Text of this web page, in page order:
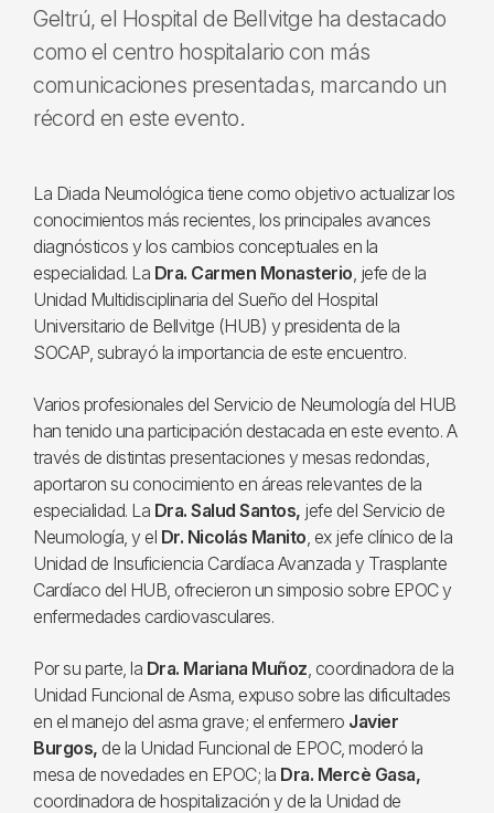
Geltrú, el Hospital de Bellvitge ha destacado
como el centro hospitalario con más
comunicaciones presentadas, marcando un
récord en este evento.
La Diada Neumológica tiene como objetivo actualizar los
conocimientos más recientes, los principales avances
diagnósticos y los cambios conceptuales en la
especialidad. La Dra. Carmen Monasterio, jefe de la
Unidad Multidisciplinaria del Sueño del Hospital
Universitario de Bellvitge (HUB) y presidenta de la
SOCAP, subrayó la importancia de este encuentro.
Varios profesionales del Servicio de Neumología del HUB
han tenido una participación destacada en este evento. A
través de distintas presentaciones y mesas redondas,
aportaron su conocimiento en áreas relevantes de la
especialidad. La Dra. Salud Santos, jefe del Servicio de
Neumología, y el Dr. Nicolás Manito, ex jefe clínico de la
Unidad de Insuficiencia Cardíaca Avanzada y Trasplante
Cardíaco del HUB, ofrecieron un simposio sobre EPOC y
enfermedades cardiovasculares.
Por su parte, la Dra. Mariana Muñoz, coordinadora de la
Unidad Funcional de Asma, expuso sobre las dificultades
en el manejo del asma grave; el enfermero Javier
Burgos, de la Unidad Funcional de EPOC, moderó la
mesa de novedades en EPOC; la Dra. Mercè Gasa,
coordinadora de hospitalización y de la Unidad de